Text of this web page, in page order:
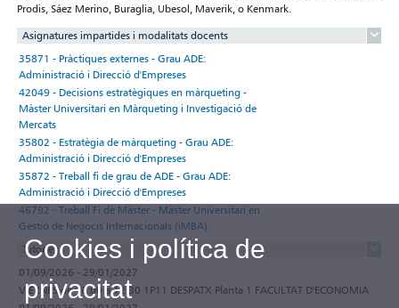
Prodis, Sáez Merino, Buraglia, Ubesol, Maverik, o Kenmark.
Asignatures impartides i modalitats docents
35871 - Pràctiques externes - Grau ADE:
Administració i Direcció d'Empreses
42049 - Decisions estratègiques en màrqueting -
Màster Universitari en Màrqueting i Investigació de
Mercats
35802 - Estratègia de màrqueting - Grau ADE:
Administració i Direcció d'Empreses
35872 - Treball fi de grau de ADE - Grau ADE:
Administració i Direcció d'Empreses
46792 - Treball Fi de Màster - Màster Universitari en
Gestió de Negocis Internacionals (iMBA)
Tutories
01/09/2026 - 29/01/2027
VIERNES de 10:00 a 12:30 1P11 DESPATX Planta 1 FACULTAT D'ECONOMIA
Cookies i política de
privacitat